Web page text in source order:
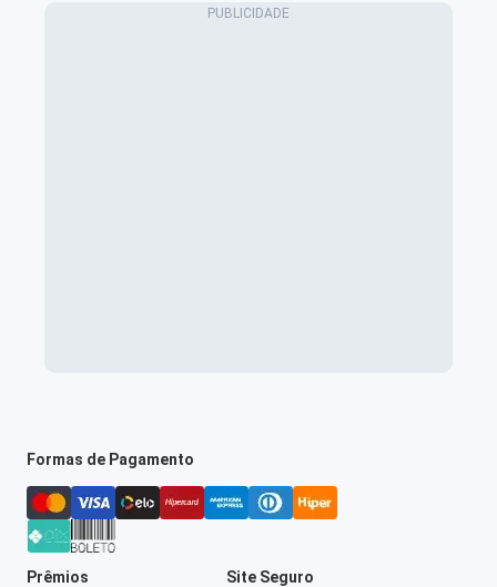
Formas de Pagamento
Prêmios Site Seguro